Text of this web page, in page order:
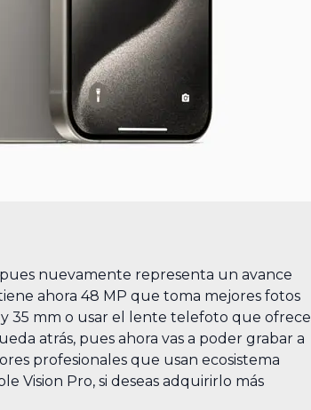
nuevamente representa un avance
ahora 48 MP que toma mejores fotos
35 mm o usar el lente telefoto que ofrece
atrás, pues ahora vas a poder grabar a
profesionales que usan ecosistema
Vision Pro, si deseas adquirirlo más